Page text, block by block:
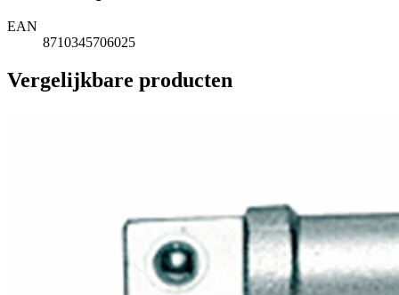
EAN
8710345706025
Vergelijkbare producten